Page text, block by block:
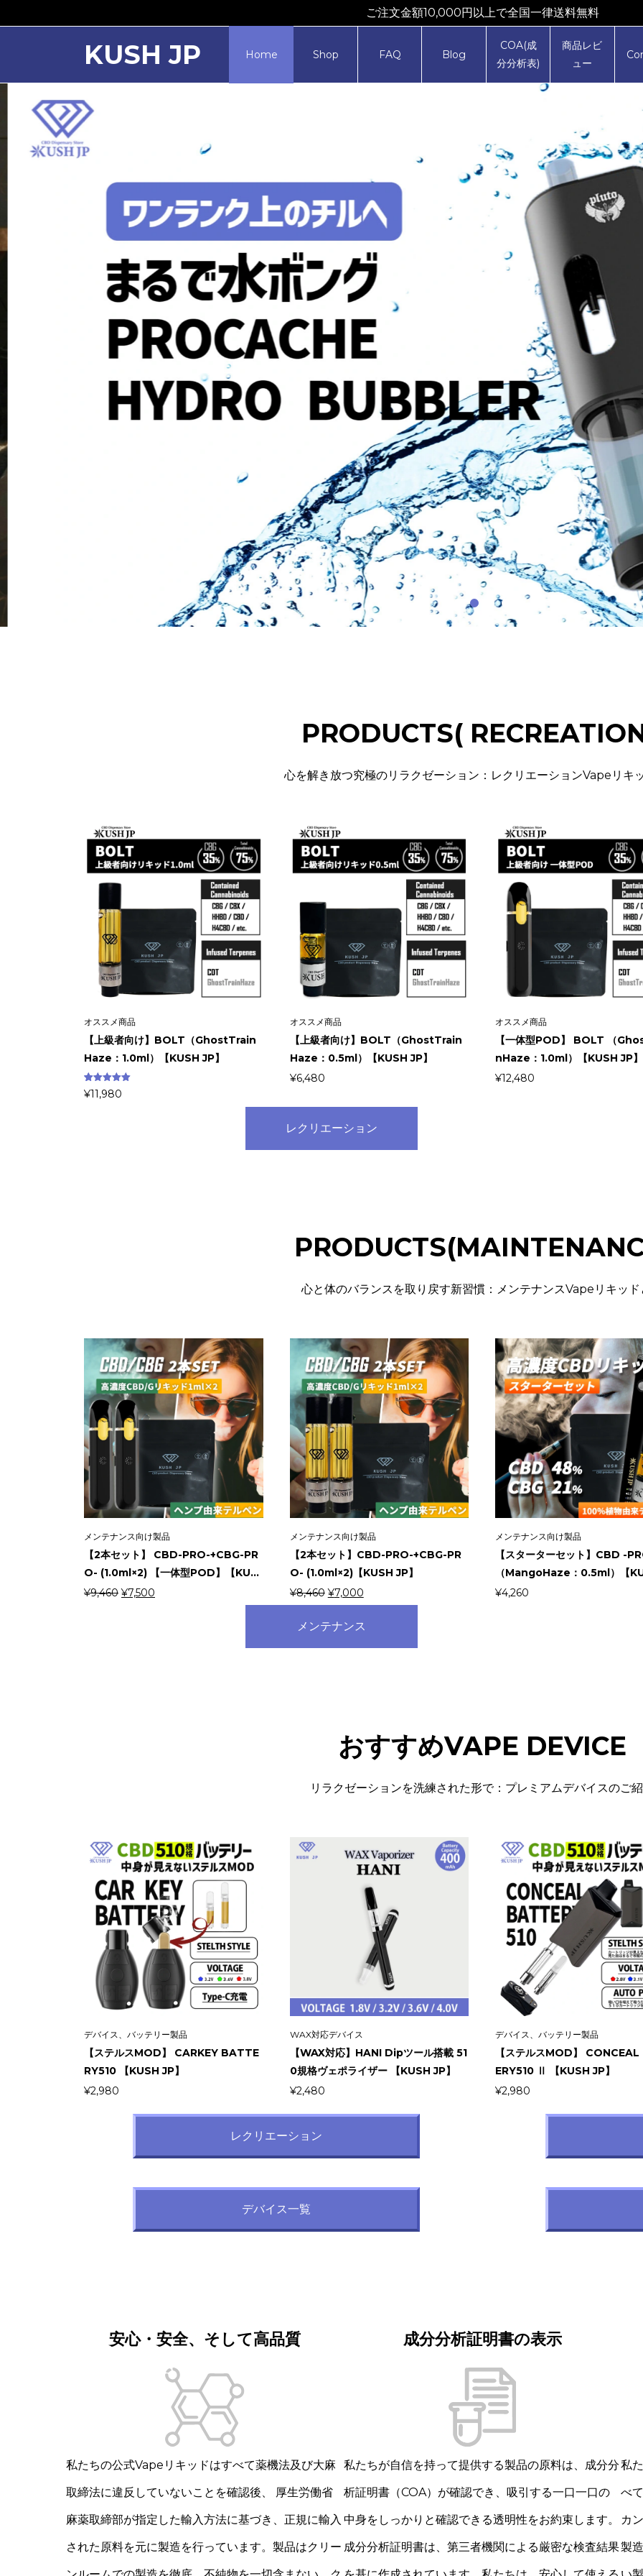
ご注文金額10,000円以上で全国一律送料無料
KUSH JP Home Shop FAQ Blog
COA(成
分分析表)
商品レビ
ュー
2 4
PRODUCTS(
心を解き放つ究極のリラクゼーション：レクリエーションVapeリキ
オススメ商品
【上級者向け】BOLT（GhostTrain
Haze：1.0ml）【KUSH JP】
3件の利用者
評価に基づ
¥11,980
オススメ商品
【上級者向け】BOLT（GhostTrain
Haze：0.5ml）【KUSH JP】
¥6,480
オススメ商品
【一体型POD】 BOLT （
nHaze：1.0ml）【KUSH JP】
¥12,480
レクリエーション
心と体のバランスを取り戻す新習慣：メンテナンスVapeリキッド
メンテナンス向け製品
【2本セット】 CBD-PRO-+CBG-PR
O- (1.0ml×2) 【一体型POD】【KU...
¥9,460元
¥7,500
メンテナンス向け製品
【2本セット】CBD-PRO-+CBG-PR
O- (1.0ml×2)【KUSH JP】
¥8,460元
価
格
た。
¥7,000現
の
価
す。
メンテナンス向け製品
【スターターセット】CBD -
（MangoHaze：0.5ml）【
¥4,260
メンテナンス
おすすめVAPE DEVICE
リラクゼーションを洗練された形で：プレミアムデバイスのご
デバイス、バッテリー製品
【ステルスMOD】 CARKEY BATTE
RY510 【KUSH JP】
¥2,980
WAX対応デバイス
【WAX対応】HANI Dipツール搭載 51
0規格ヴェポライザー 【KUSH JP】
¥2,480
デバイス、バッテリー製品
【ステルスMOD】
ERY510 Ⅱ 【KUSH JP】
¥2,980
レクリエーション
デバイス一覧
安心・安全、そして高品質
私たちの公式Vapeリキッドはすべて薬機法及び大麻
取締法に違反していないことを確認後、 厚生労働省
麻薬取締部が指定した輸入方法に基づき、正規に輸入
された原料を元に製造を行っています。製品はクリー
成分分析証明書の表示
私たちが自信を持って提供する製品の原料は、成分分
析証明書（COA）が確認でき、吸引する一口一口の
中身をしっかりと確認できる透明性をお約束します。
成分分析証明書は、第三者機関による厳密な検査結果
私
べ
カ
製